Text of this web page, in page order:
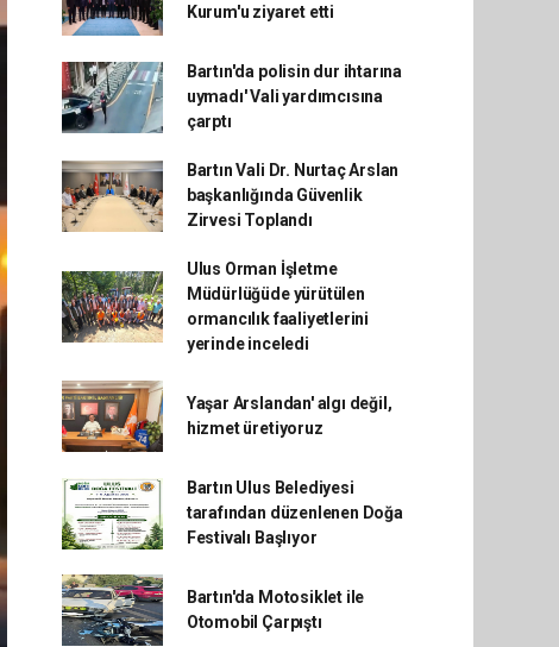
Kurum'u ziyaret etti
Bartın'da polisin dur ihtarına
uymadı' Vali yardımcısına
çarptı
Bartın Vali Dr. Nurtaç Arslan
başkanlığında Güvenlik
Zirvesi Toplandı
Ulus Orman İşletme
Müdürlüğüde yürütülen
ormancılık faaliyetlerini
yerinde inceledi
Yaşar Arslandan' algı değil,
hizmet üretiyoruz
Bartın Ulus Belediyesi
tarafından düzenlenen Doğa
Festivalı Başlıyor
Bartın'da Motosiklet ile
Otomobil Çarpıştı